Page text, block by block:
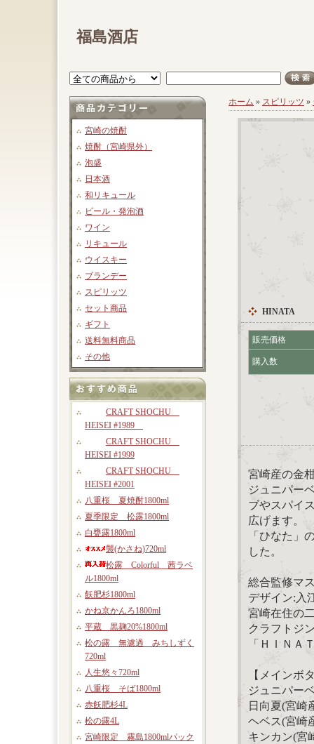
福島酒店
宮崎の焼酎
焼酎（宮崎県外）
泡盛
日本酒
和リキュール
ビール・発泡酒
ワイン
リキュール
ウイスキー
ブランデー
スピリッツ
セット商品
ギフト
送料無料商品
その他
CRAFT SHOCHU
HEISEI #1989
CRAFT SHOCHU
HEISEI #1999
CRAFT SHOCHU
HEISEI #2001
八重桜 夏焼酎1800ml
夏季限定 松露1800ml
白甕露1800ml
襲(かさね)720ml
松露 Colorful 茜ラベ
ル1800ml
飫肥杉1800ml
かね京かんろ1800ml
平蔵 黒麹20%1800ml
松の露 無濾過 みちしずく
720ml
人生悠々720ml
八重桜 そば1800ml
赤飫肥杉4L
松の露4L
宮崎限定 霧島1800mlパック
ホーム » スピリッツ »
HINATA
販売価格
購入数
宮崎産の金
ジュニパー
ブやスパイ
広げます。
「ひなた」
した。
総合監修マ
デザイン:入
宮崎在住の
クラフトジ
「ＨＩＮＡ
【メインボ
ジュニパー
日向夏(宮崎
ヘベス(宮崎
キンカン(宮